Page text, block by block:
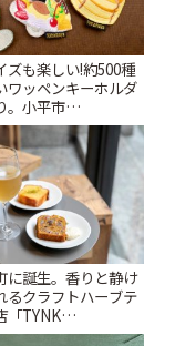
ズも楽しい!約500種
ワッペンキーホルダ
。小平市
T&K」 | ことりっ
に誕生。香りと静け
るクラフトハーブテ
「TYNK
」 | ことりっぷ